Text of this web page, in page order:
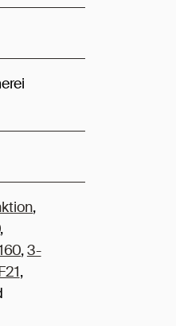
,
,
,3-
,